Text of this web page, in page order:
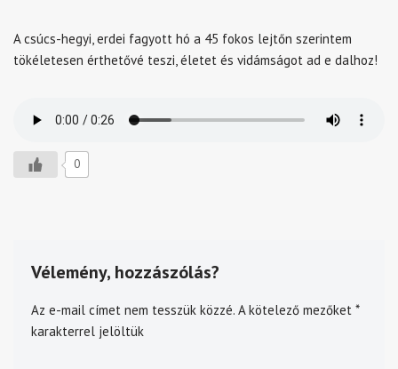
A csúcs-hegyi, erdei fagyott hó a 45 fokos lejtőn szerintem
tökéletesen érthetővé teszi, életet és vidámságot ad e dalhoz!
0
Vélemény, hozzászólás?
Az e-mail címet nem tesszük közzé. A kötelező mezőket *
karakterrel jelöltük